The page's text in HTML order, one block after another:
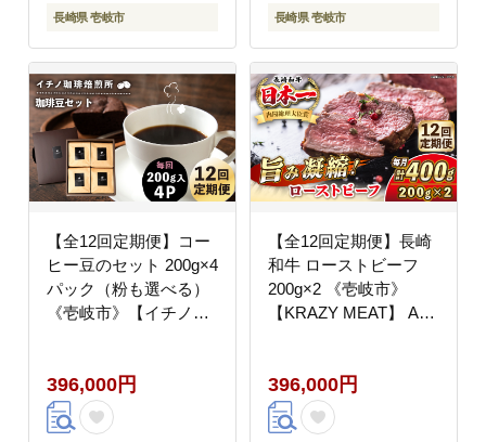
長崎県 壱岐市 長崎県 壱岐市
【全12回定期便】コー
ヒー豆のセット 200g×4
パック（粉も選べる）
《壱岐市》【イチノ珈
ストレートコーヒー お
うち時間 自家焙煎 豆
粉 選べる 400000
396,000円
【全12回定期便】長崎
和牛 ローストビーフ
200g×2 《壱岐市》
【KRAZY MEAT】 A5
400000円 40万円
396,000円